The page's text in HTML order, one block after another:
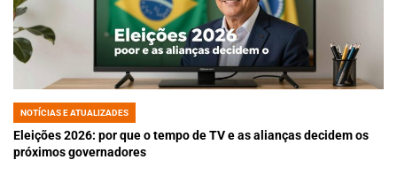
POSTED
IN
NOTÍCIAS E ATUALIZADES
Eleições 2026: por que o tempo de TV e as alianças decidem os
próximos governadores